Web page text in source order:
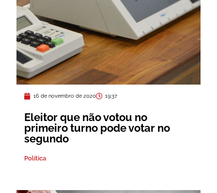
16 de novembro de 2020 19:37
Eleitor que não votou no
primeiro turno pode votar no
segundo
Política